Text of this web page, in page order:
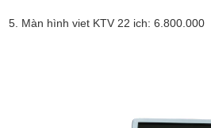
5. Màn hình viet KTV 22 ich: 6.800.000